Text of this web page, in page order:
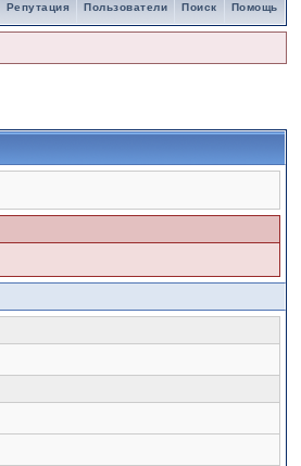
Помощь
Поиск
Пользователи
Репутация